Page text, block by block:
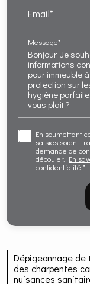
Email*
Message*
En soumettant
saisies soient
demande de
découler. En
confidentialité.*
Dépigeonnage de
des charpentes
nuisances